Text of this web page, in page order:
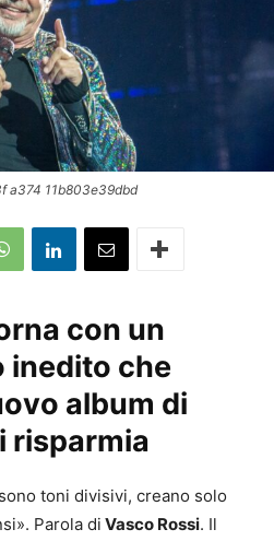
a374 11b803e39dbd
con un
inedito che
album di
risparmia
toni divisivi, creano solo
Parola di Vasco Rossi. Il